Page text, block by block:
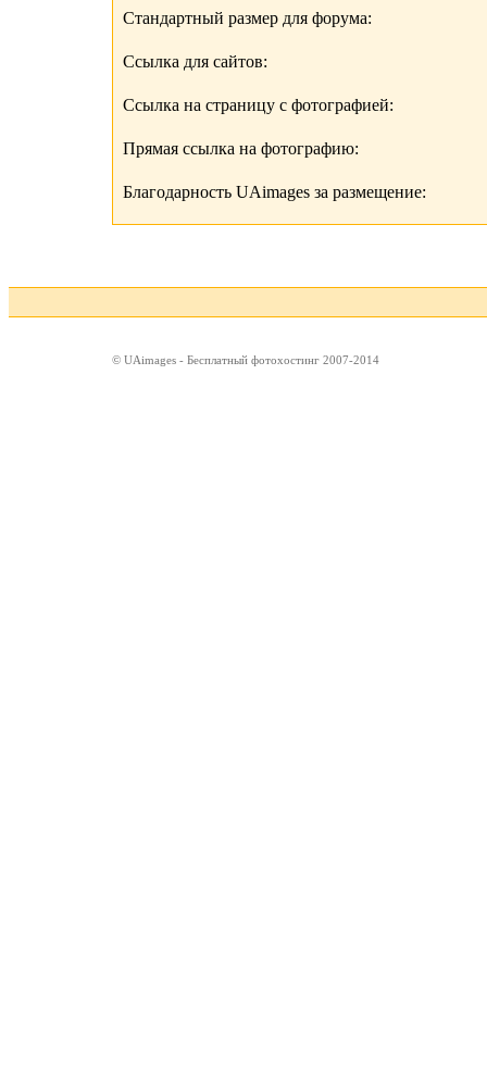
Стандартный размер для форума:
Ссылка для сайтов:
Ссылка на страницу с фотографией:
Прямая ссылка на фотографию:
Благодарность UAimages за размещение:
© UAimages - Бесплатный фотохостинг 2007-2014